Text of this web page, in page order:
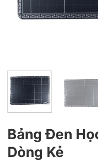
Bảng Đen
Dòng Kẻ